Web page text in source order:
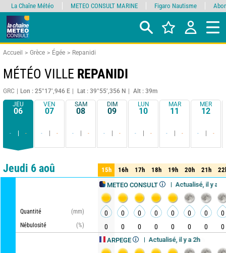
Accueil Grèce Égée Repanidi
MÉTÉO VILLE REPANIDI
GRC Lon : 25°17’,946 E Lat : 39°55’,356 N
Alt : 39m
JEU
06
- -
VEN
07
- -
SAM
08
- -
DIM
09
- -
LUN
10
- -
MAR
11
- -
MER
12
- -
Comparateur détaillé synthétique
Jeudi 6 aoû
METEO CONSULT Actualisé, il y a 4h
Mise à jour dans 2h
Quantité
(mm)
Nébulosité
(%)
ARPEGE Actualisé, il y a 2h
Mise à jour dans 4h
15h 16h 17h 18h 19h 20h 21h
15h 16h 17h 18h 19h 20h 21h
0 0 0 0 0 0 0
0
0
0 0 0 0 0 0 0
La Chaîne Météo METEO CONSULT MARINE Figaro Nautisme